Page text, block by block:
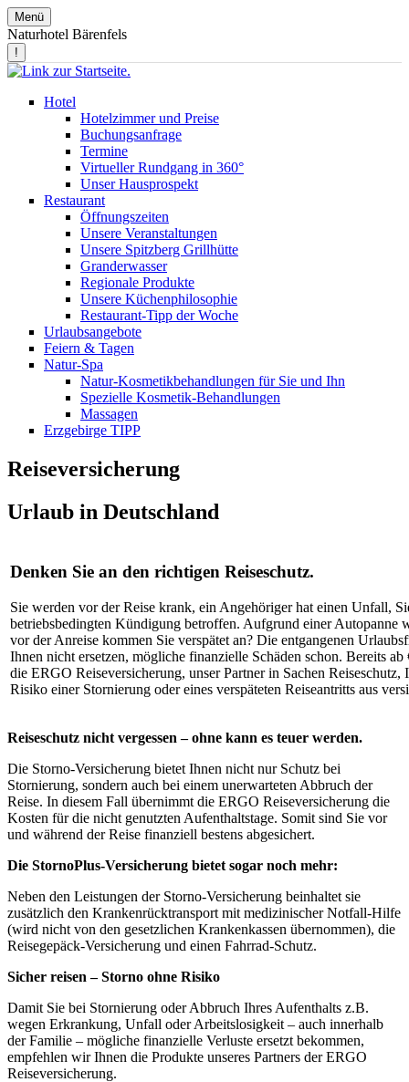
Menü
Naturhotel Bärenfels
!
Hotel
Hotelzimmer und Preise
Buchungsanfrage
Termine
Virtueller Rundgang in 360°
Unser Hausprospekt
Restaurant
Öffnungszeiten
Unsere Veranstaltungen
Unsere Spitzberg Grillhütte
Granderwasser
Regionale Produkte
Unsere Küchenphilosophie
Restaurant-Tipp der Woche
Urlaubsangebote
Feiern & Tagen
Natur-Spa
Natur-Kosmetikbehandlungen für Sie und Ihn
Spezielle Kosmetik-Behandlungen
Massagen
Erzgebirge TIPP
Reiseversicherung
Urlaub in Deutschland
Denken Sie an den richtigen Reiseschutz.
Sie werden vor der Reise krank, ein Angehöriger hat einen Unfall,
betriebsbedingten Kündigung betroffen. Aufgrund einer Autopanne
vor der Anreise kommen Sie verspätet an? Die entgangenen
Ihnen nicht ersetzen, mögliche finanzielle Schäden schon. Bereits
die ERGO Reiseversicherung, unser Partner in Sachen Reiseschutz,
Risiko einer Stornierung oder eines verspäteten Reiseantritts aus
Reiseschutz nicht vergessen – ohne kann es teuer werden.
Die Storno-Versicherung bietet Ihnen nicht nur Schutz bei
Stornierung, sondern auch bei einem unerwarteten Abbruch der
Reise. In diesem Fall übernimmt die ERGO Reiseversicherung die
Kosten für die nicht genutzten Aufenthaltstage. Somit sind Sie vor
und während der Reise finanziell bestens abgesichert.
Die StornoPlus-Versicherung bietet sogar noch mehr:
Neben den Leistungen der Storno-Versicherung beinhaltet sie
zusätzlich den Krankenrücktransport mit medizinischer Notfall-Hilfe
(wird nicht von den gesetzlichen Krankenkassen übernommen), die
Reisegepäck-Versicherung und einen Fahrrad-Schutz.
Sicher reisen – Storno ohne Risiko
Damit Sie bei Stornierung oder Abbruch Ihres Aufenthalts z.B.
wegen Erkrankung, Unfall oder Arbeitslosigkeit – auch innerhalb
der Familie – mögliche finanzielle Verluste ersetzt bekommen,
empfehlen wir Ihnen die Produkte unseres Partners der ERGO
Reiseversicherung.